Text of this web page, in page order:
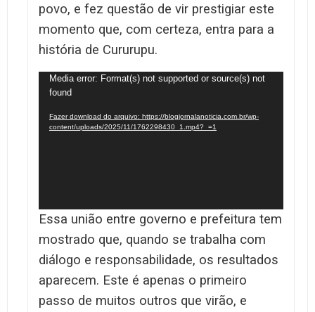
povo, e fez questão de vir prestigiar este
momento que, com certeza, entra para a
história de Cururupu.
Tocador
de
vídeo
Media error: Format(s) not supported or source(s) not
found
Fazer download do arquivo: https://blogjornalanoticia.com.br/wp-
content/uploads/2025/11/1762298430_1.mp4?_=1
Essa união entre governo e prefeitura tem
mostrado que, quando se trabalha com
diálogo e responsabilidade, os resultados
aparecem. Este é apenas o primeiro
passo de muitos outros que virão, e